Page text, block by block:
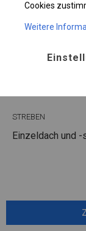
ROHRE
STREBEN
Einzeldach und -
Cookies
Weitere